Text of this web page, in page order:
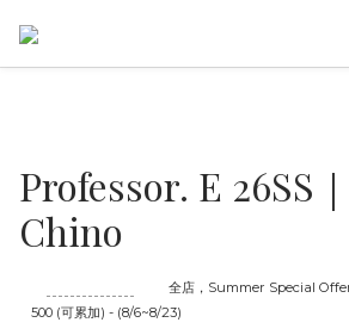
Professor. E 26SS
Chino
全店，Summer Special
500 (可累加) - (8/6~8/23)